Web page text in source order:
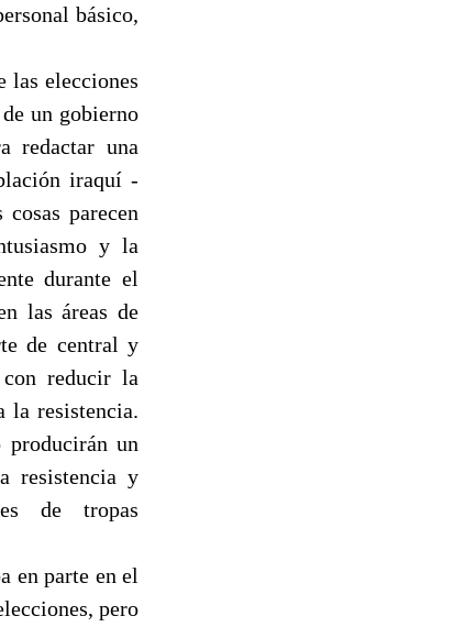
básico,
las elecciones
un gobierno
redactar una
iraquí -
parecen
y la
durante el
las áreas de
de central y
reducir la
la resistencia.
un
resistencia y
de tropas
en parte en el
pero